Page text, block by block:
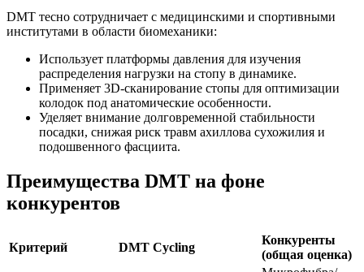
DMT тесно сотрудничает с медицинскими и спортивными
институтами в области биомеханики:
Использует платформы давления для изучения
распределения нагрузки на стопу в динамике.
Применяет 3D-сканирование стопы для оптимизации
колодок под анатомические особенности.
Уделяет внимание долговременной стабильности
посадки, снижая риск травм ахиллова сухожилия и
подошвенного фасциита.
Преимущества DMT на фоне
конкурентов
Критерий DMT Cycling
Конкуренты
(общая оценка)